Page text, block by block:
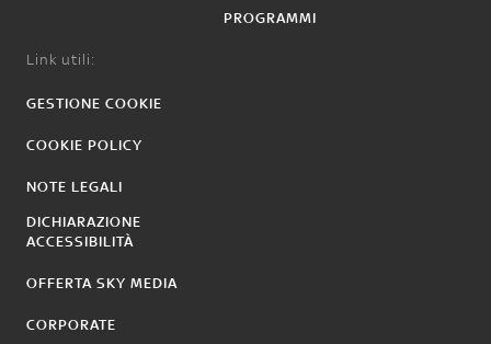
PROGRAMMI
Link utili:
GESTIONE COOKIE
COOKIE POLICY
NOTE LEGALI
DICHIARAZIONE
ACCESSIBILITÀ
OFFERTA SKY MEDIA
CORPORATE